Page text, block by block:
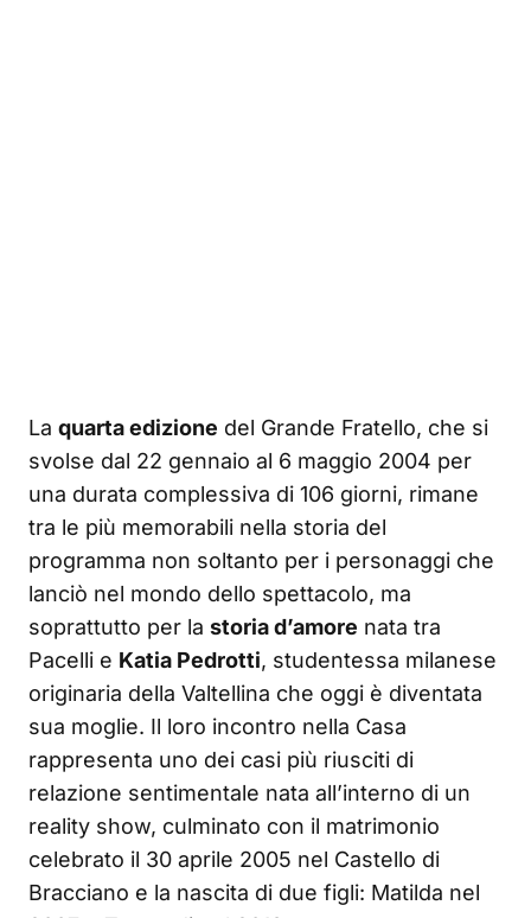
La quarta edizione del Grande Fratello, che si
svolse dal 22 gennaio al 6 maggio 2004 per
una durata complessiva di 106 giorni, rimane
tra le più memorabili nella storia del
programma non soltanto per i personaggi che
lanciò nel mondo dello spettacolo, ma
soprattutto per la storia d’amore nata tra
Pacelli e Katia Pedrotti, studentessa milanese
originaria della Valtellina che oggi è diventata
sua moglie. Il loro incontro nella Casa
rappresenta uno dei casi più riusciti di
relazione sentimentale nata all’interno di un
reality show, culminato con il matrimonio
celebrato il 30 aprile 2005 nel Castello di
Bracciano e la nascita di due figli: Matilda nel